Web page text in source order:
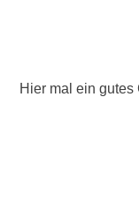
Hier mal ein gutes